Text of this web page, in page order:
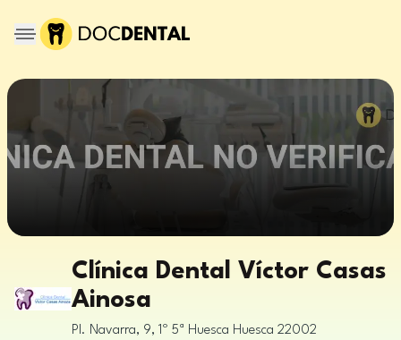
Clínica Dental Víctor Casas
Ainosa
Pl. Navarra, 9, 1º 5ª Huesca Huesca 22002